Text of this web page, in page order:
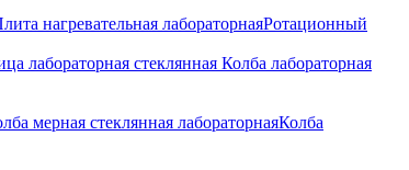
нагревательная лабораторнаяРотационный
лабораторная стеклянная Колба лабораторная
мерная стеклянная лабораторнаяКолба